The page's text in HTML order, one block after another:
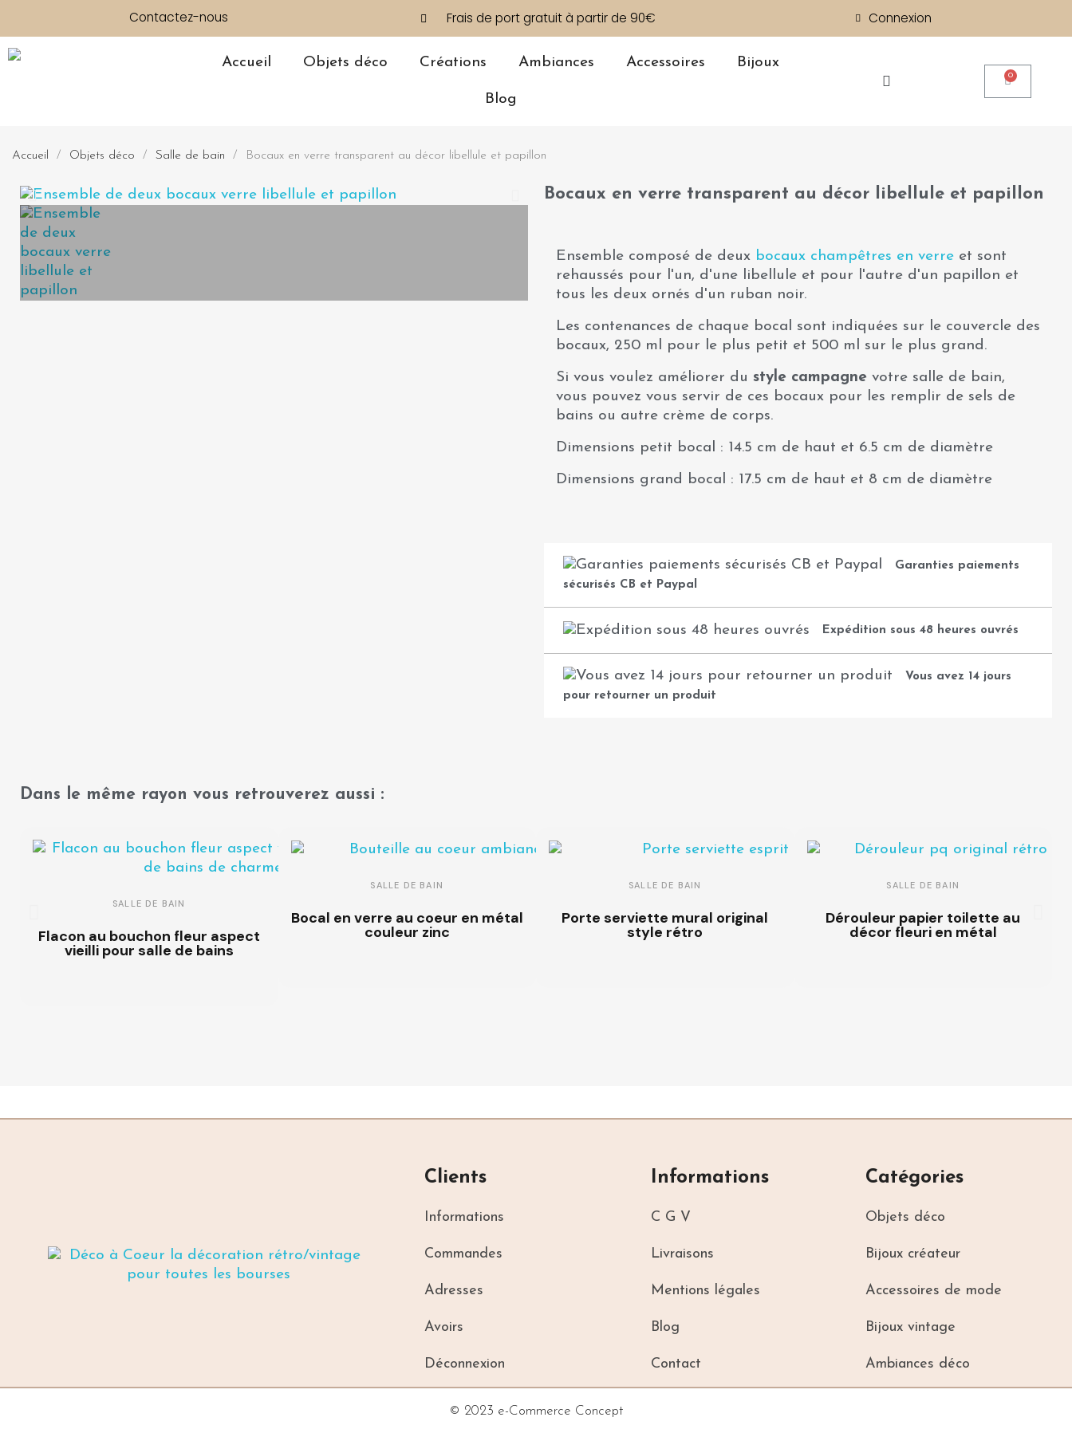
Contactez-nous Frais de port gratuit à partir de 90€ Connexion
Accueil Objets déco Créations Ambiances Accessoires Bijoux
Blog
Accueil Objets déco Salle de bain Bocaux en verre transparent au décor libellule et papillon
Bocaux en verre transparent au décor libellule et papillon
Ensemble composé de deux bocaux champêtres en verre et sont
rehaussés pour l'un, d'une libellule et pour l'autre d'un papillon et
tous les deux ornés d'un ruban noir.
Les contenances de chaque bocal sont indiquées sur le couvercle des
bocaux, 250 ml pour le plus petit et 500 ml sur le plus grand.
Si vous voulez améliorer du style campagne votre salle de bain,
vous pouvez vous servir de ces bocaux pour les remplir de sels de
bains ou autre crème de corps.
Dimensions petit bocal : 14.5 cm de haut et 6.5 cm de diamètre
Dimensions grand bocal : 17.5 cm de haut et 8 cm de diamètre
Garanties paiements
sécurisés CB et Paypal
Expédition sous 48 heures ouvrés
Vous avez 14 jours
pour retourner un produit
Dans le même rayon vous retrouverez aussi :
SALLE DE BAIN
Flacon au bouchon fleur aspect
vieilli pour salle de bains
SALLE DE BAIN
Bocal en verre au coeur en métal
couleur zinc
SALLE DE BAIN
Porte serviette mural original
style rétro
SALLE DE BAIN
Dérouleur papier toilette au
décor fleuri en métal
Sac à linge couleur taupe au
décor coeur perlé
Plaque décorative métal "Pears
Soap", déco rétro galets rouge, chalet intérieur
Clients
Informations
Commandes
Adresses
Avoirs
Déconnexion
Informations
C G V
Livraisons
Mentions légales
Blog
Contact
Catégories
Objets déco
Bijoux créateur
Accessoires de mode
Bijoux vintage
Ambiances déco
© 2023 e-Commerce Concept